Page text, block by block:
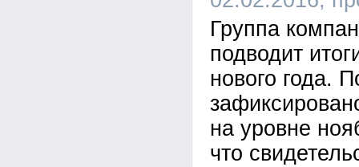
Группа
подводит
нового года.
на уровне
что